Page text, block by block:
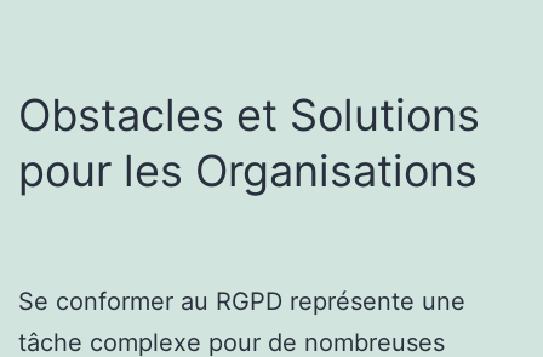
Obstacles et Solutions
pour les Organisations
Se conformer au RGPD représente une
tâche complexe pour de nombreuses